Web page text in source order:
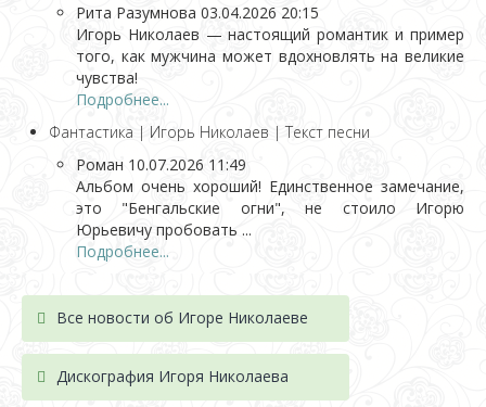
Рита Разумнова 03.04.2026 20:15
Игорь Николаев — настоящий романтик и пример
того, как мужчина может вдохновлять на великие
чувства!
Подробнее...
Фантастика | Игорь Николаев | Текст песни
Роман 10.07.2026 11:49
Альбом очень хороший! Единственное замечание,
это "Бенгальские огни", не стоило Игорю
Юрьевичу пробовать ...
Подробнее...
Все новости об Игоре Николаеве
Дискография Игоря Николаева